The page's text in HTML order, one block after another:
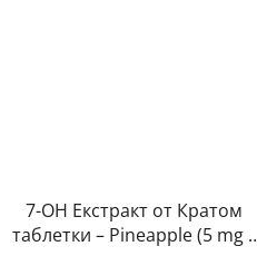
7-OH Екстракт от Кратом
таблетки – Pineapple (5 mg –